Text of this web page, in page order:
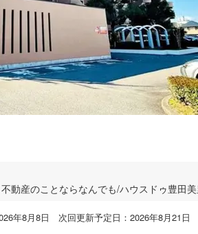
入りに追加する
動産のことならなんでも/ハウスドゥ豊田美
年8月8日 次回更新予定日：2026年8月21日